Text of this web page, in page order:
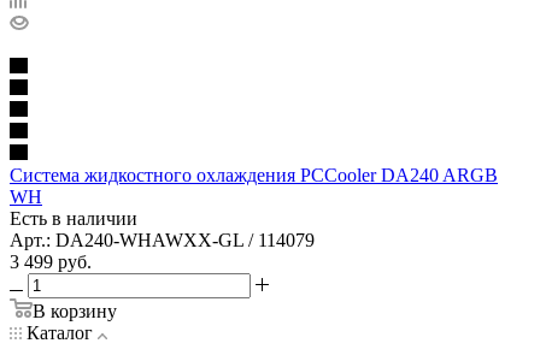
Система жидкостного охлаждения PCCooler DA240 ARGB
WH
Есть в наличии
Арт.: DA240-WHAWXX-GL / 114079
3 499 руб.
В корзину
Каталог